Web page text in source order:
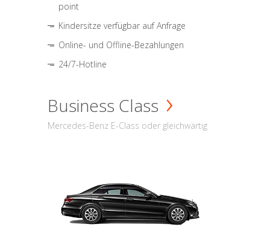
point
Kindersitze verfügbar auf Anfrage
Online- und Offline-Bezahlungen
24/7-Hotline
Business Class
Mercedes-Benz E-Class oder gleichwärtig